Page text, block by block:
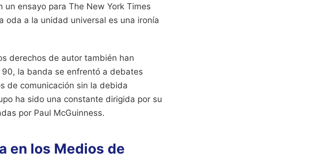
un ensayo para The New York Times
oda a la unidad universal es una ironía
derechos de autor también han
la banda se enfrentó a debates
de comunicación sin la debida
ha sido una constante dirigida por su
por Paul McGuinness.
en los Medios de